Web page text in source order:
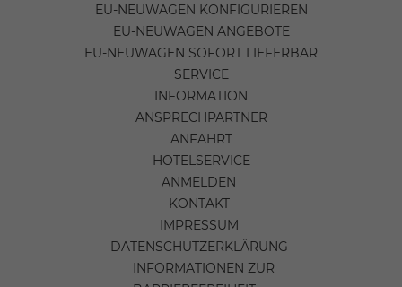
EU-NEUWAGEN KONFIGURIEREN
EU-NEUWAGEN ANGEBOTE
EU-NEUWAGEN SOFORT LIEFERBAR
SERVICE
INFORMATION
ANSPRECHPARTNER
ANFAHRT
HOTELSERVICE
ANMELDEN
KONTAKT
IMPRESSUM
DATENSCHUTZERKLÄRUNG
INFORMATIONEN ZUR